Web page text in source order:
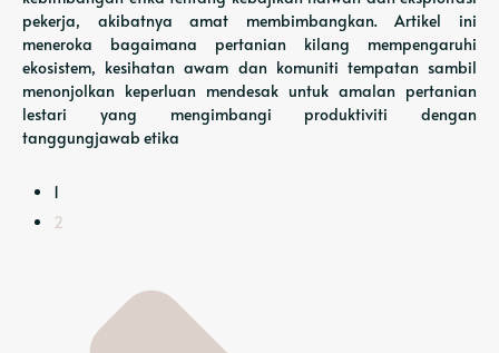
pekerja, akibatnya amat membimbangkan. Artikel ini
meneroka bagaimana pertanian kilang mempengaruhi
ekosistem, kesihatan awam dan komuniti tempatan sambil
menonjolkan keperluan mendesak untuk amalan pertanian
lestari yang mengimbangi produktiviti dengan
tanggungjawab etika
1
2